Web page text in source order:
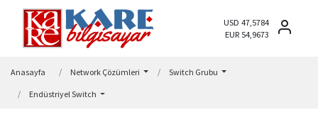
USD 47,5784
EUR 54,9673
Anasayfa Network Çözümleri Switch Grubu
Endüstriyel Switch